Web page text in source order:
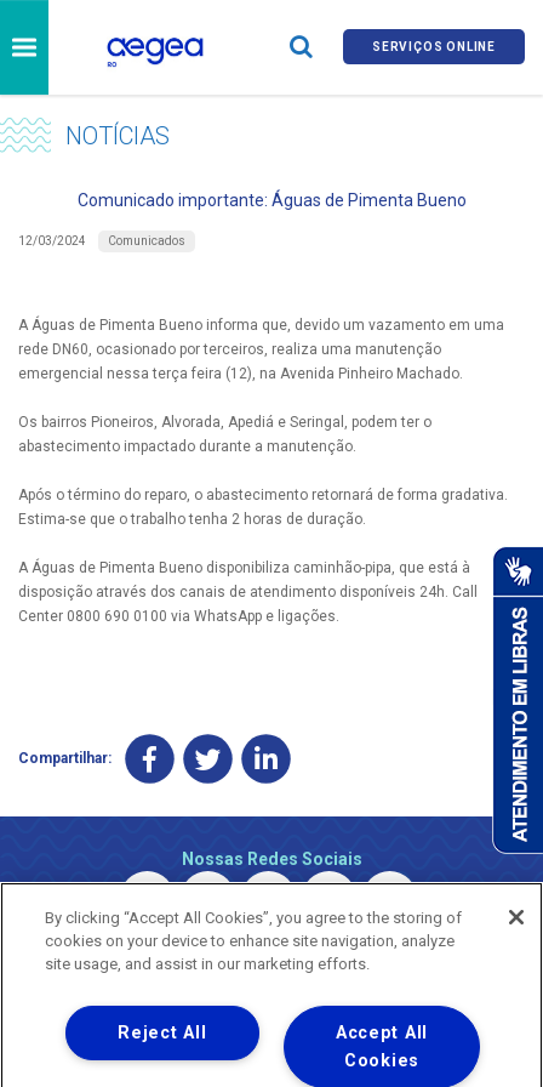
SERVIÇOS ONLINE
NOTÍCIAS
Comunicado importante: Águas de Pimenta Bueno
12/03/2024 Comunicados
A Águas de Pimenta Bueno informa que, devido um vazamento em uma
rede DN60, ocasionado por terceiros, realiza uma manutenção
emergencial nessa terça feira (12), na Avenida Pinheiro Machado.
Os bairros Pioneiros, Alvorada, Apediá e Seringal, podem ter o
abastecimento impactado durante a manutenção.
Após o término do reparo, o abastecimento retornará de forma gradativa.
Estima-se que o trabalho tenha 2 horas de duração.
A Águas de Pimenta Bueno disponibiliza caminhão-pipa, que está à
disposição através dos canais de atendimento disponíveis 24h. Call
Center 0800 690 0100 via WhatsApp e ligações.
Compartilhar:
Nossas Redes Sociais
Copyright © 2026 - Todos os Direitos Reservados.
By clicking “Accept All Cookies”, you agree to the storing of
cookies on your device to enhance site navigation, analyze
site usage, and assist in our marketing efforts.
Accept All
Cookies
Reject All